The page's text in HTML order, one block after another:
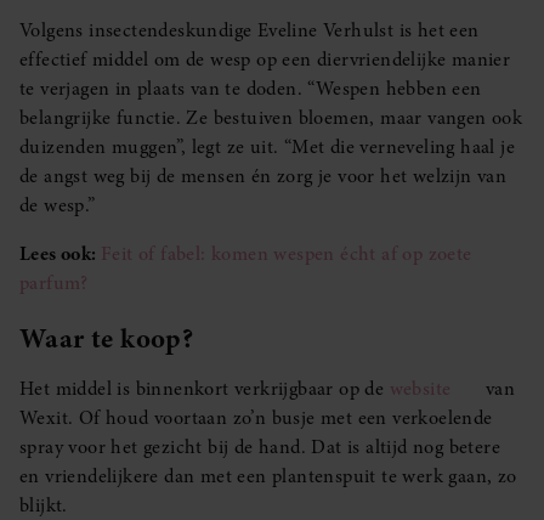
Volgens insectendeskundige Eveline Verhulst is het een
effectief middel om de wesp op een diervriendelijke manier
te verjagen in plaats van te doden. “Wespen hebben een
belangrijke functie. Ze bestuiven bloemen, maar vangen ook
duizenden muggen”, legt ze uit. “Met die verneveling haal je
de angst weg bij de mensen én zorg je voor het welzijn van
de wesp.”
Lees ook: Feit of fabel: komen wespen écht af op zoete
parfum?
Waar te koop?
Het middel is binnenkort verkrijgbaar op de website
van
Wexit. Of houd voortaan zo’n busje met een verkoelende
spray voor het gezicht bij de hand. Dat is altijd nog betere
en vriendelijkere dan met een plantenspuit te werk gaan, zo
blijkt.